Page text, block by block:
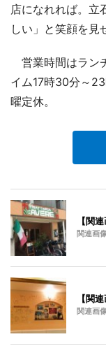
店になれれば。立
しい」と笑顔を見
営業時間はラン
イム17時30分～
曜定休。
【関
関連画像
【関
関連画像